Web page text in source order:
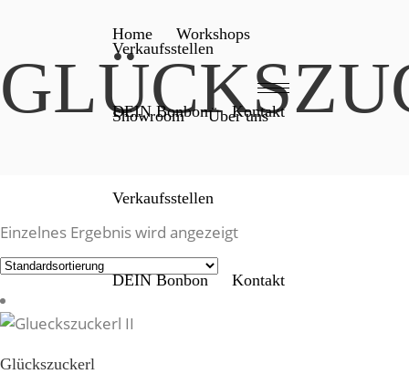
Home Workshops
Showroom Über uns
Verkaufsstellen
DEIN Bonbon Kontakt
Verkaufsstellen
DEIN Bonbon Kontakt
Einzelnes Ergebnis wird angezeigt
Glückszuckerl